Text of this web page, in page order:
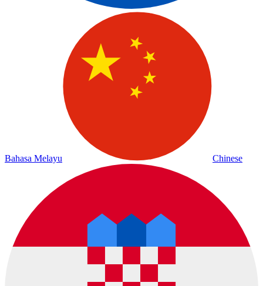
Bahasa Melayu Chinese